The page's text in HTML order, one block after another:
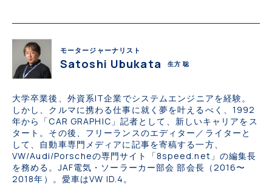
モータージャーナリスト
Satoshi Ubukata 生方 聡
大学卒業後、外資系IT企業でシステムエンジニアを経験。
しかし、クルマに携わる仕事に就く夢を叶えるべく、1992
年から「CAR GRAPHIC」記者として、新しいキャリアをス
タート。その後、フリーランスのエディター／ライターと
して、自動車専門メディアに記事を寄稿する一方、
VW/Audi/Porscheの専門サイト「8speed.net」の編集長
を務める。JAF電気・ソーラーカー部会 部会長（2016〜
2018年）。愛車はVW ID.4。